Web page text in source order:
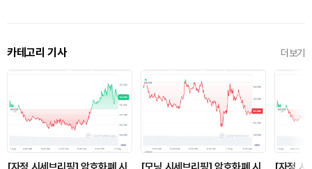
카테고리 기사 더보기